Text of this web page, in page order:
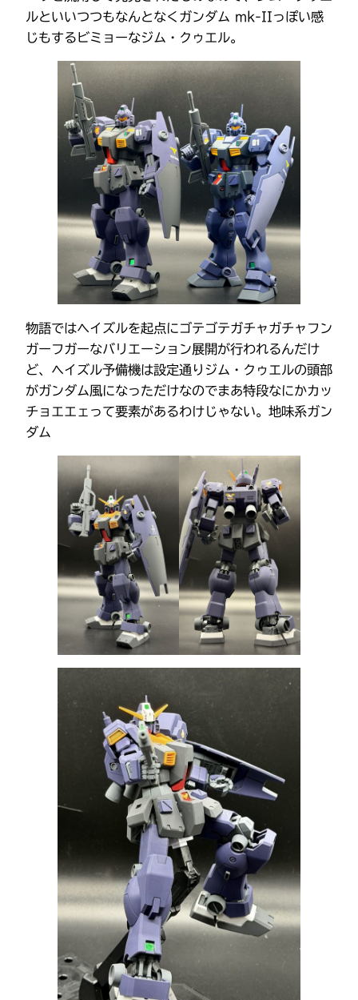
ルといいつつもなんとなくガンダム mk-IIっぽい感
じもするビミョーなジム・クゥエル。
物語ではヘイズルを起点にゴテゴテガチャガチャフン
ガーフガーなバリエーション展開が行われるんだけ
ど、ヘイズル予備機は設定通りジム・クゥエルの頭部
がガンダム風になっただけなのでまあ特段なにかカッ
チョエエェって要素があるわけじゃない。地味系ガン
ダム